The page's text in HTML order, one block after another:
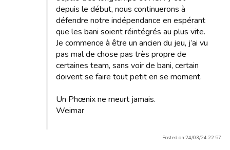
depuis le début, nous continuerons à
défendre notre indépendance en espérant
que les bani soient réintégrés au plus vite.
Je commence à être un ancien du jeu, j’ai vu
pas mal de chose pas très propre de
certaines team, sans voir de bani, certain
doivent se faire tout petit en se moment.
Un Phœnix ne meurt jamais.
Weimar
Posted on 24/03/24 22:57.